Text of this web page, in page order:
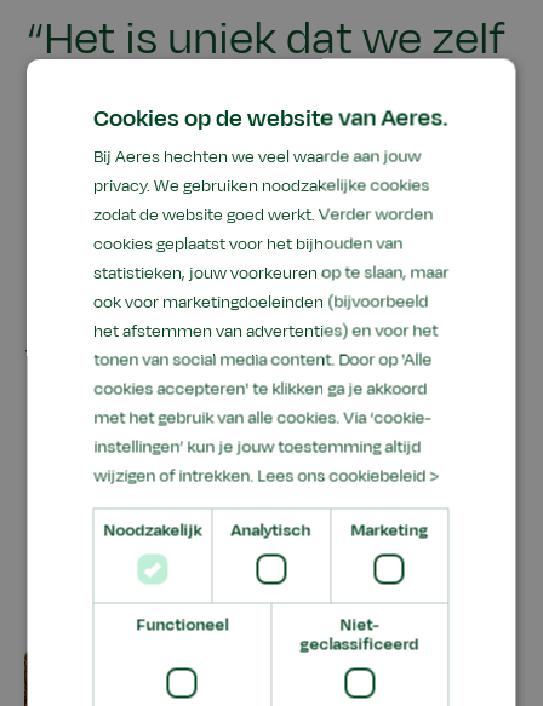
“Het is uniek dat we zelf
met onze leerlingen en
studenten zo’n twintig
onderwijslocaties
kunnen gaan
vergroenen, om zo onze
eigen leefwereld
daadwerkelijk groener
te maken”
Brigitta Methorst, docentonderzoeker Mens &
Omgeving bij Aeres Hogeschool Almere
Cookies op de website van Aeres.
Bij Aeres hechten we veel waarde aan jouw
privacy. We gebruiken noodzakelijke cookies
zodat de website goed werkt. Verder worden
cookies geplaatst voor het bijhouden van
statistieken, jouw voorkeuren op te slaan, maar
ook voor marketingdoeleinden (bijvoorbeeld
het afstemmen van advertenties) en voor het
tonen van social media content. Door op 'Alle
cookies accepteren' te klikken ga je akkoord
met het gebruik van alle cookies. Via ‘cookie-
instellingen’ kun je jouw toestemming altijd
wijzigen of intrekken. Lees ons cookiebeleid >
Noodzakelijk Analytisch Marketing
Functioneel
Niet-
geclassificeerd